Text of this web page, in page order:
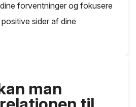
forventninger og fokusere
sider af dine
man